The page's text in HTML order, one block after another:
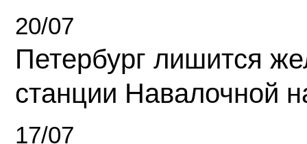
20/07
Петербург лишится
станции Навалочной
17/07